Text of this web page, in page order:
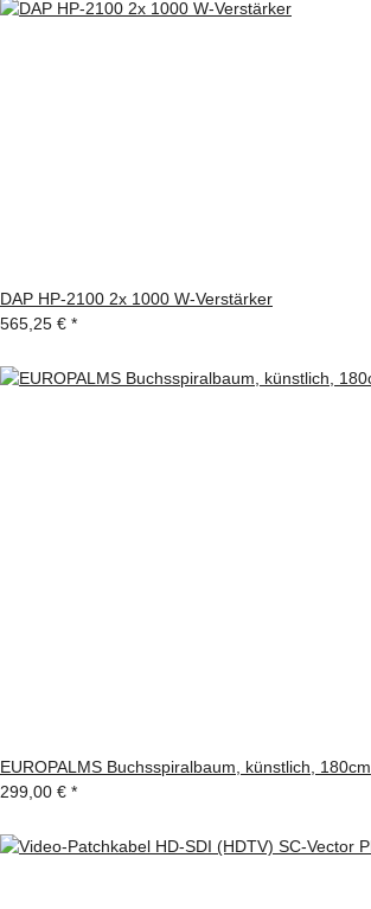
DAP HP-2100 2x 1000 W-Verstärker
565,25 € *
EUROPALMS Buchsspiralbaum, künstlich, 180cm
299,00 € *